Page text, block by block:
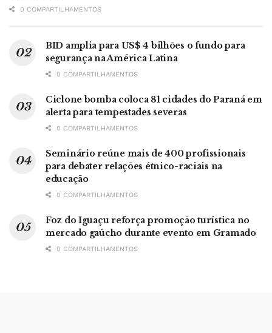
0 COMPARTILHAMENTOS
BID amplia para US$ 4 bilhões o fundo para
segurança na América Latina
0 COMPARTILHAMENTOS
Ciclone bomba coloca 81 cidades do Paraná em
alerta para tempestades severas
0 COMPARTILHAMENTOS
Seminário reúne mais de 400 profissionais
para debater relações étnico-raciais na
educação
0 COMPARTILHAMENTOS
Foz do Iguaçu reforça promoção turística no
mercado gaúcho durante evento em Gramado
0 COMPARTILHAMENTOS